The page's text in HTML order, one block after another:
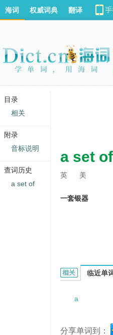
a set
英 美
一套银器
a set of sterling
临近单
a
分享单词到：
海词 权威词典 翻译
目录
相关
附录
音标说明
查词历史
a set of